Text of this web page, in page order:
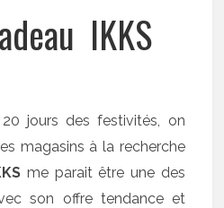
IKKS
jours des festivités, on
magasins à la recherche
me parait être une des
son offre tendance et